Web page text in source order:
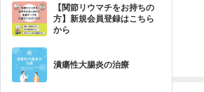
【関節リウマチをお持ちの
方】新規会員登録はこちら
から
潰瘍性大腸炎の治療